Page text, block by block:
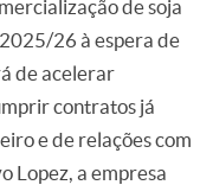
de soja
26 à espera de
de acelerar
contratos já
e de relações com
Lopez, a empresa